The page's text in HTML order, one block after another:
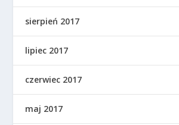
sierpień 2017
lipiec 2017
czerwiec 2017
maj 2017